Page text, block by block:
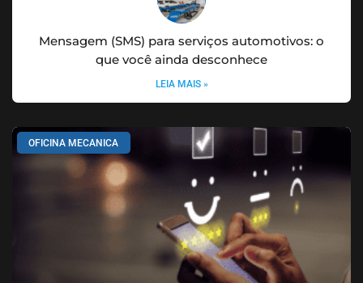
Mensagem (SMS) para serviços automotivos: o
que você ainda desconhece
LEIA MAIS »
OFICINA MECANICA